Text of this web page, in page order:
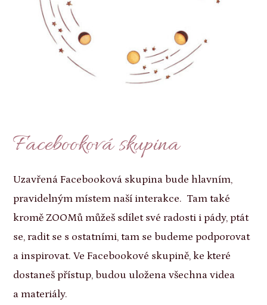
Facebooková skupina
Uzavřená Facebooková skupina bude hlavním,
pravidelným místem naší interakce. Tam také
kromě ZOOMů můžeš sdílet své radosti i pády, ptát
se, radit se s ostatními, tam se budeme podporovat
a inspirovat. Ve Facebookové skupině, ke které
dostaneš přístup, budou uložena všechna videa
a materiály.